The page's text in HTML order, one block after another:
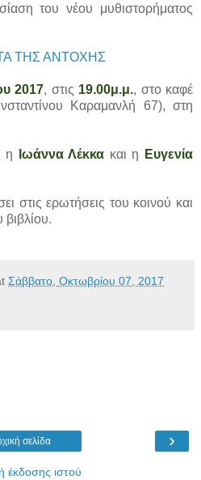
του νέου μυθιστορήματος
ΤΗΣ ΑΝΤΟΧΗΣ
2017, στις 19.00μ.μ., στο καφέ
Καραμανλή 67), στη
η Ιωάννα Λέκκα και η
Ευγενία
στις ερωτήσεις του κοινού και
Σάββατο, Οκτωβρίου 07, 2017
›
σελίδα
έκδοσης ιστού